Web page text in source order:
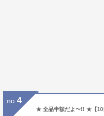
no. 4